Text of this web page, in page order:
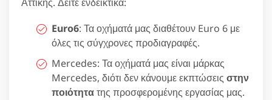
Euro6: Τα οχήματά μας διαθέτουν Euro 6 με
όλες τις σύγχρονες προδιαγραφές.
Mercedes: Τα οχήματά μας είναι μάρκας
Mercedes, διότι δεν κάνουμε εκπτώσεις στην
ποιότητατης προσφερομένης εργασίας μας.